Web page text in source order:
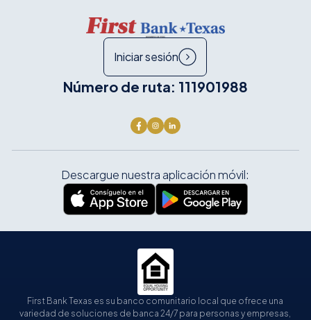
Iniciar sesión
Número de ruta: 111901988
Descargue nuestra aplicación móvil:
First Bank Texas es su banco comunitario local que ofrece una
variedad de soluciones de banca 24/7 para personas y empresas,